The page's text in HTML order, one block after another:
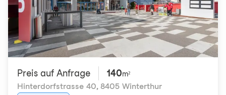
Preis auf Anfrage 140m²
Hinterdorfstrasse 40, 8405 Winterthur